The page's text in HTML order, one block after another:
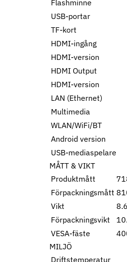
Flashminne
USB-portar
TF-kort
HDMI-ingång
HDMI-version
HDMI Output
HDMI-version
LAN (Ethernet)
Multimedia
WLAN/WiFi/BT
Android version
USB-mediaspelare
MÅTT & VIKT
Produktmått
Förpackningsmått
Vikt
Förpackningsvikt
VESA-fäste
MILJÖ
Driftstemperatur